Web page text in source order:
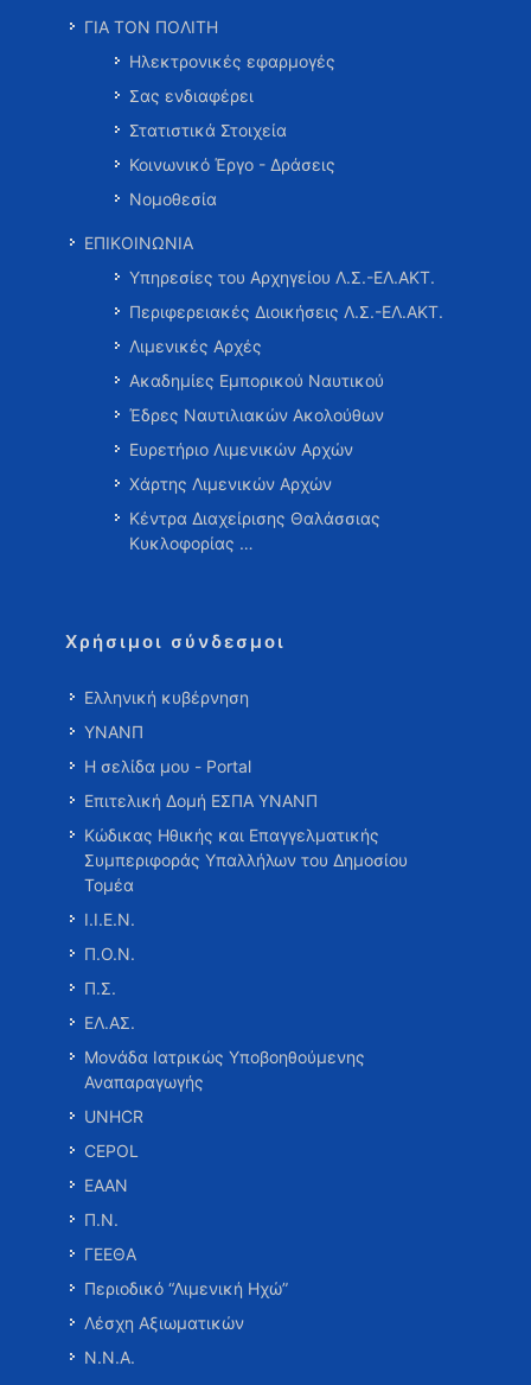
ΓΙΑ ΤΟΝ ΠΟΛΙΤΗ
Ηλεκτρονικές εφαρμογές
Σας ενδιαφέρει
Στατιστικά Στοιχεία
Κοινωνικό Έργο - Δράσεις
Νομοθεσία
ΕΠΙΚΟΙΝΩΝΙΑ
Υπηρεσίες του Αρχηγείου Λ.Σ.-ΕΛ.ΑΚΤ.
Περιφερειακές Διοικήσεις Λ.Σ.-ΕΛ.ΑΚΤ.
Λιμενικές Αρχές
Ακαδημίες Εμπορικού Ναυτικού
Έδρες Ναυτιλιακών Ακολούθων
Ευρετήριο Λιμενικών Αρχών
Χάρτης Λιμενικών Αρχών
Κέντρα Διαχείρισης Θαλάσσιας
Κυκλοφορίας …
Χρήσιμοι σύνδεσμοι
Ελληνική κυβέρνηση
ΥΝΑΝΠ
Η σελίδα μου - Portal
Επιτελική Δομή ΕΣΠΑ ΥΝΑΝΠ
Κώδικας Ηθικής και Επαγγελματικής
Συμπεριφοράς Υπαλλήλων του Δημοσίου
Τομέα
Ι.Ι.Ε.Ν.
Π.Ο.Ν.
Π.Σ.
ΕΛ.ΑΣ.
Μονάδα Ιατρικώς Υποβοηθούμενης
Αναπαραγωγής
UNHCR
CEPOL
ΕΑΑΝ
Π.Ν.
ΓΕΕΘΑ
Περιοδικό “Λιμενική Ηχώ”
Λέσχη Αξιωματικών
Ν.Ν.Α.